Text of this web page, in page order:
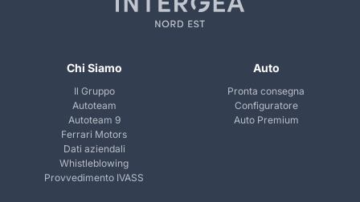
Chi Siamo
Il Gruppo
Autoteam
Autoteam 9
Ferrari Motors
Dati aziendali
Whistleblowing
Provvedimento IVASS
Auto
Pronta consegna
Configuratore
Auto Premium